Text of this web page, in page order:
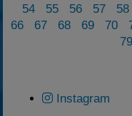
54
55 56 57 58
66
67 68 69 70
79
Instagram